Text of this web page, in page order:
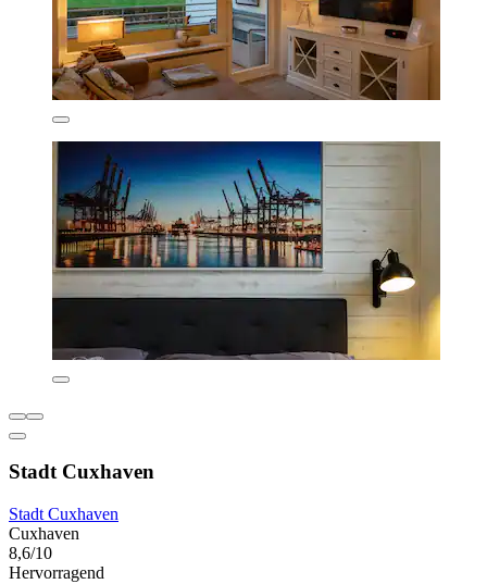
Stadt Cuxhaven
Stadt Cuxhaven
Cuxhaven
8,6/10
Hervorragend